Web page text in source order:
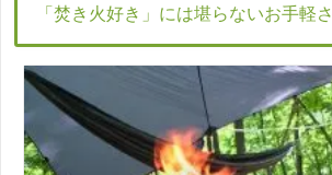
「焚き火好き」には堪らないお手軽さ